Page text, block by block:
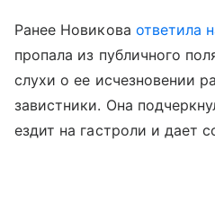
Ранее Новикова ответила
пропала из публичного
слухи о ее исчезновении
завистники. Она
ездит на гастроли и дает